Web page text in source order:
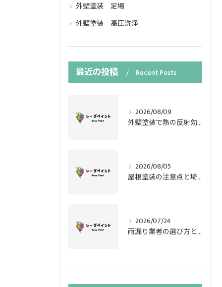
外壁塗装 足場
外壁塗装 高圧洗浄
最近の投稿 Recent Posts
2026/08/09
外壁塗装で熱の反射効果を最大化する埼玉県の最新費用相場と補助金活用ガイド
2026/08/05
屋根塗装の注意点と埼玉県で失敗しない見極め術を徹底解説
2026/07/24
雨漏り業者の選び方と埼玉県鴻巣市で費用を抑える修理と保険活用術